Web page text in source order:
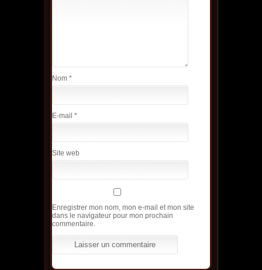
Nom *
E-mail *
Site web
Enregistrer mon nom, mon e-mail et mon site
dans le navigateur pour mon prochain
commentaire.